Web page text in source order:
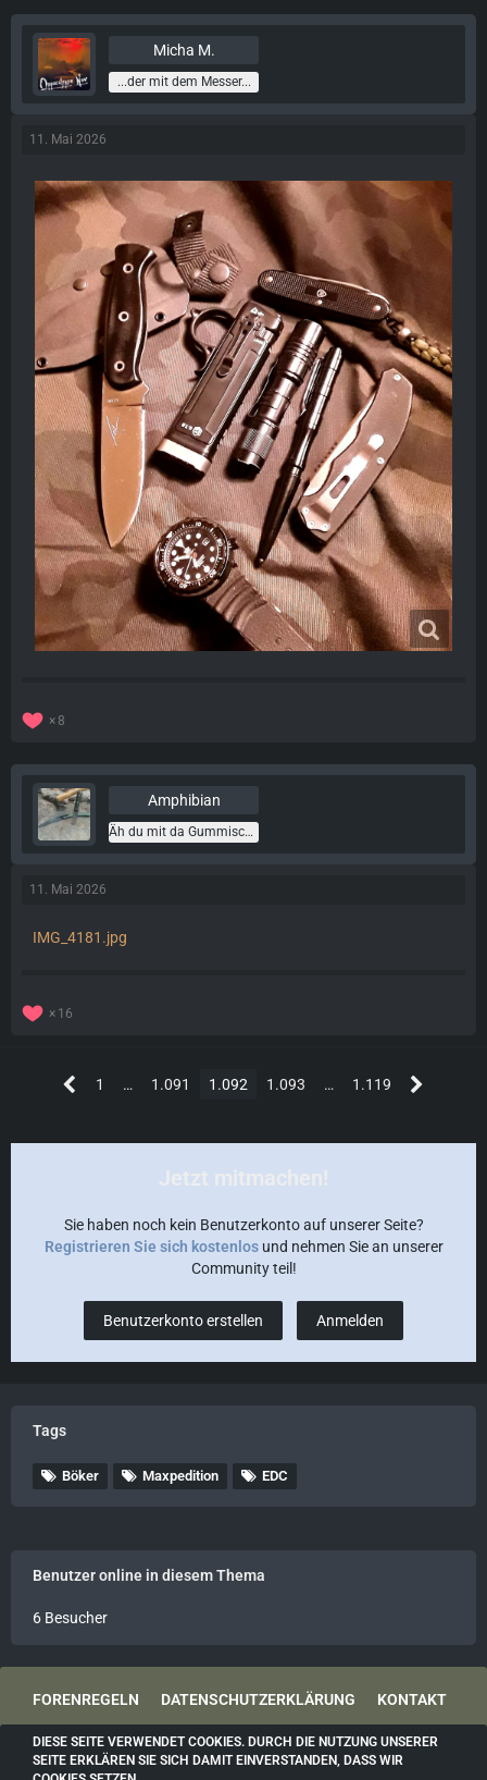
Micha M.
...der mit dem Messer...
11. Mai 2026
8
Amphibian
Äh du mit da Gummischuh
11. Mai 2026
IMG_4181.jpg
16
1 … 1.091 1.092 1.093 … 1.119
Jetzt mitmachen!
Sie haben noch kein Benutzerkonto auf unserer Seite?
Registrieren Sie sich kostenlosund nehmen Sie an unserer
Community teil!
Benutzerkonto erstellen Anmelden
Tags
Böker Maxpedition EDC
Benutzer online in diesem Thema
6 Besucher
FORENREGELN DATENSCHUTZERKLÄRUNG KONTAKT
IMPRESSUM
DIESE SEITE VERWENDET COOKIES. DURCH DIE NUTZUNG UNSERER
SEITE ERKLÄREN SIE SICH DAMIT EINVERSTANDEN, DASS WIR